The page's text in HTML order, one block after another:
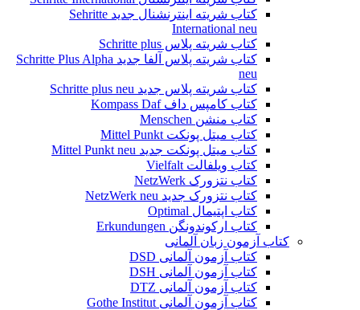
کتاب شریته اینترنشنال جدید Sehritte
International neu
کتاب شریته پلاس Schritte plus
کتاب شریته پلاس آلفا جدید Schritte Plus Alpha
neu
کتاب شریته پلاس جدید Schritte plus neu
کتاب کامپس داف Kompass Daf
کتاب منشن Menschen
کتاب میتل پونکت Mittel Punkt
کتاب میتل پونکت جدید Mittel Punkt neu
کتاب ویلفالت Vielfalt
کتاب نتزورک NetzWerk
کتاب نتزورک جدید NetzWerk neu
کتاب اپتیمال Optimal
کتاب ارکوندونگن Erkundungen
کتاب آزمون زبان آلمانی
کتاب آزمون آلمانی DSD
کتاب آزمون آلمانی DSH
کتاب آزمون آلمانی DTZ
کتاب آزمون آلمانی Gothe Institut